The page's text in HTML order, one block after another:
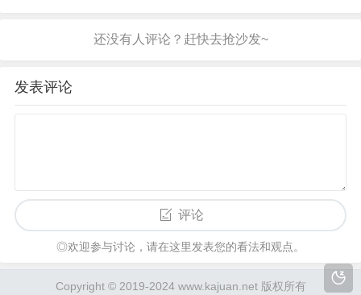
发表评论
评论
◎欢迎参与讨论，请在这里发表您的看法和观点。
Copyright © 2019-2024 www.kajuan.net 版权所有